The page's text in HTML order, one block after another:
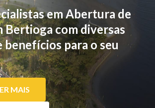
em Abertura de
Bertioga com diversas
benefícios para o seu
MAIS